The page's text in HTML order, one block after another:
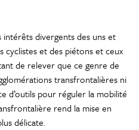
intérêts divergents des uns et
cyclistes et des piétons et ceux
de relever que ce genre de
transfrontalières ni
d’outils pour réguler la mobilité
rend la mise en
délicate.